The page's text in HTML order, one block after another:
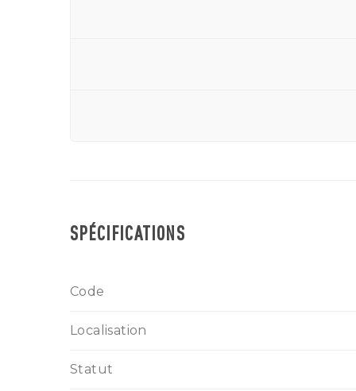
SPÉCIFICATIONS
Code
Localisation
Statut